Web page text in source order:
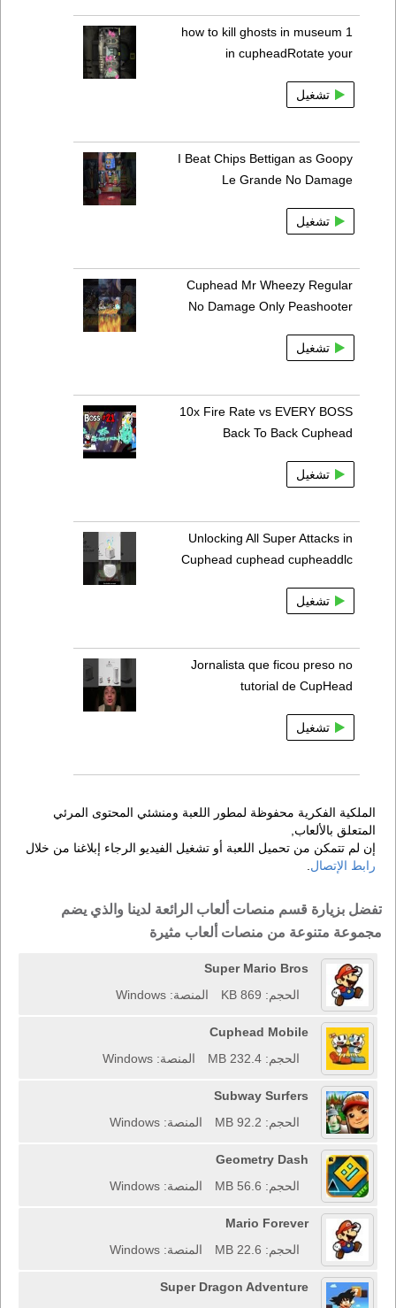
how to kill ghosts in museum 1
in cupheadRotate your
تشغيل
I Beat Chips Bettigan as Goopy
Le Grande No Damage
تشغيل
Cuphead Mr Wheezy Regular
No Damage Only Peashooter
تشغيل
10x Fire Rate vs EVERY BOSS
Back To Back Cuphead
تشغيل
Unlocking All Super Attacks in
Cuphead cuphead cupheaddlc
تشغيل
Jornalista que ficou preso no
tutorial de CupHead
تشغيل
الملكية الفكرية محفوظة لمطور اللعبة ومنشئي المحتوى المرئي
المتعلق بالألعاب,
إن لم تتمكن من تحميل اللعبة أو تشغيل الفيديو الرجاء إبلاغنا من خلال
رابط الإتصال
تفضل بزيارة قسم منصات ألعاب الرائعة لدينا والذي يضم
مجموعة متنوعة من منصات ألعاب مثيرة
Super Mario Bros
الحجم: 869 KB
المنصة: Windows
Cuphead Mobile
الحجم: 232.4 MB
المنصة: Windows
Subway Surfers
الحجم: 92.2 MB
المنصة: Windows
Geometry Dash
الحجم: 56.6 MB
المنصة: Windows
Mario Forever
الحجم: 22.6 MB
المنصة: Windows
Super Dragon Adventure